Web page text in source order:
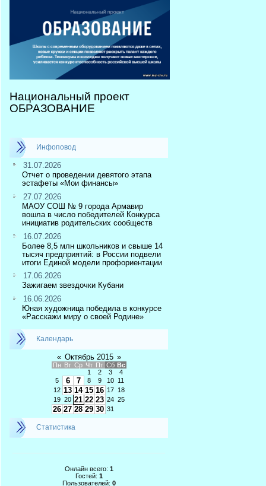
Национальный проект
ОБРАЗОВАНИЕ
Инфоповод
31.07.2026
Отчет о проведении девятого этапа
эстафеты «Мои финансы»
27.07.2026
МАОУ СОШ № 9 города Армавир
вошла в число победителей Конкурса
инициатив родительских сообществ
16.07.2026
Более 8,5 млн школьников и свыше 14
тысяч предприятий: в России подвели
итоги Единой модели профориентации
17.06.2026
Зажигаем звездочки Кубани
16.06.2026
Юная художница победила в конкурсе
«Расскажи миру о своей Родине»
Календарь
« Октябрь 2015 »
Пн Вт Ср Чт Пт Сб Вс
1
2 3
4
5
6 7 8 9 10
11
12 13 14 15 16 17 18
19 20 21 22 23 24 25
26 27 28 29 30 31
Статистика
Онлайн всего: 1
Гостей: 1
Пользователей: 0